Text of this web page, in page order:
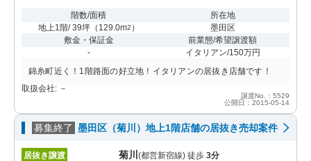
階数/面積
地上1階/ 39坪（ 129.0m2 ）
所在地
墨田区
敷金・保証金
-
前業態/希望譲渡額
イタリアン/150万円
錦糸町近く！1階路面の好立地！イタリアンの居抜き店舗です！
取扱会社: －
譲渡No.：5529
公開日：2015-05-14
募集終了 墨田区（菊川）地上1階店舗の居抜き売却案件
居抜き譲渡 菊川 (都営新宿線) 徒歩 3分